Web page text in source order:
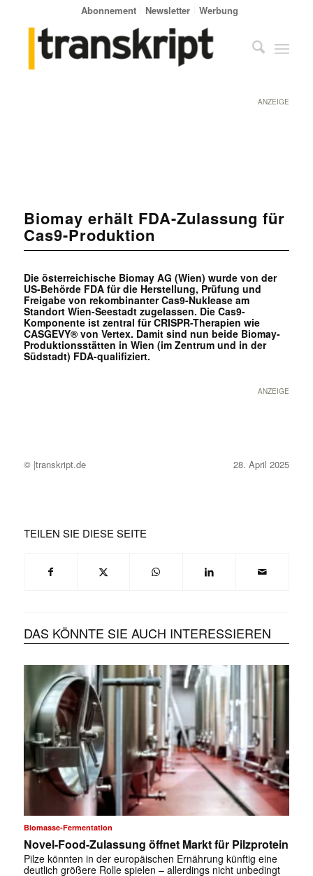
Abonnement Newsletter Werbung
ANZEIGE
Biomay erhält FDA-Zulassung für
Cas9-Produktion
Die österreichische Biomay AG (Wien) wurde von der
US-Behörde FDA für die Herstellung, Prüfung und
Freigabe von rekombinanter Cas9-Nuklease am
Standort Wien-Seestadt zugelassen. Die Cas9-
Komponente ist zentral für CRISPR-Therapien wie
CASGEVY® von Vertex. Damit sind nun beide Biomay-
Produktionsstätten in Wien (im Zentrum und in der
Südstadt) FDA-qualifiziert.
ANZEIGE
© |transkript.de 28. April 2025
TEILEN SIE DIESE SEITE
DAS KÖNNTE SIE AUCH INTERESSIEREN
Biomasse-Fermentation
Novel-Food-Zulassung öffnet Markt für Pilzprotein
Pilze könnten in der europäischen Ernährung künftig eine
deutlich größere Rolle spielen – allerdings nicht unbedingt